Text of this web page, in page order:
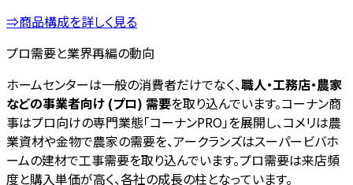
⇒商品構成を詳しく見る
プロ需要と業界再編の動向
ホームセンターは一般の消費者だけでなく、職人・工務店・農家
などの事業者向け (プロ) 需要を取り込んでいます。コーナン商
事はプロ向けの専門業態「コーナンPRO」を展開し、コメリは農
業資材や金物で農家の需要を、アークランズはスーパービバホ
ームの建材で工事需要を取り込んでいます。プロ需要は来店頻
度と購入単価が高く、各社の成長の柱となっています。